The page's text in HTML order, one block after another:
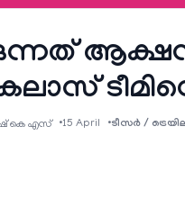
ആക്ഷൻ
കെ എസ് 15 April ടീസര്‍ /